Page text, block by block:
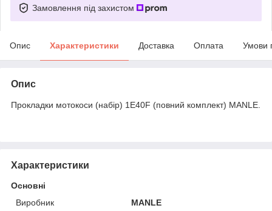
Замовлення під захистом
Опис Характеристики Доставка Оплата Умови
Опис
Прокладки мотокоси (набір) 1E40F (повний комплект) MANLE.
Характеристики
Основні
Виробник
MANLE